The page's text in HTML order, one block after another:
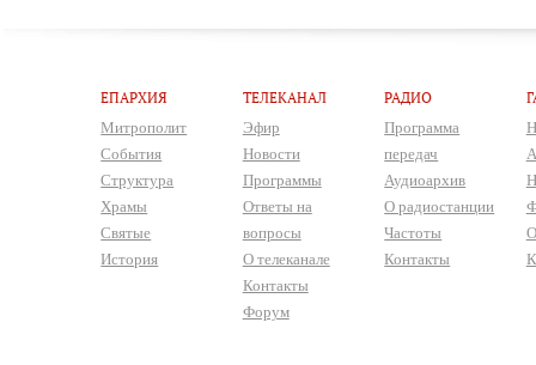
ЕПАРХИЯ
Митрополит
События
Структура
Храмы
Святые
История
ТЕЛЕКАНАЛ
Эфир
Новости
Программы
Ответы на
вопросы
О телеканале
Контакты
Форум
РАДИО
Программа
передач
Аудиоархив
О радиостанции
Частоты
Контакты